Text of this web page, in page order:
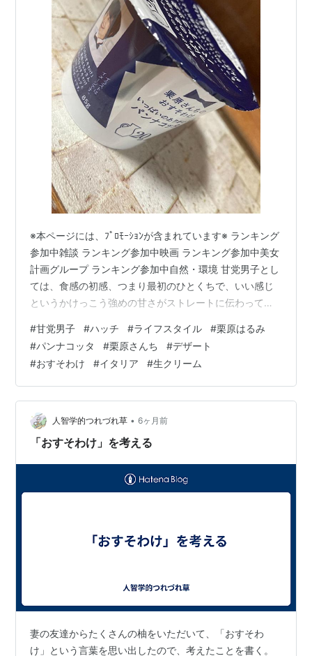
※本ページには、ﾌﾟﾛﾓｰｼｮﾝが含まれています※ ランキング
参加中雑談 ランキング参加中映画 ランキング参加中美女
計画グループ ランキング参加中自然・環境 甘党男子とし
ては、食感の初感、つまり最初のひとくちで、いい感じ
というかけっこう強めの甘さがストレートに伝わってく
んな感じ。甘みの源はどこなんだろう？と原材料を辿る
が、ピンと来るものがない、、、乳や乳製品の中に含ま
れている何かの成分が砂糖と混じり合って、独特の甘み
風味を生み出しているのかもしれない。 前回リンク
hatch51.com それこそ、この独特の甘みの根源について
は、栗原さん＝栗原…
#甘党男子 #ハッチ #ライフスタイル #栗原はるみ
#パンナコッタ #栗原さんち #デザート
#おすそわけ #イタリア #生クリーム
人智学的つれづれ草 • 6ヶ月前
「おすそわけ」を考える
妻の友達からたくさんの柚をいただいて、「おすそわ
け」という言葉を思い出したので、考えたことを書く。